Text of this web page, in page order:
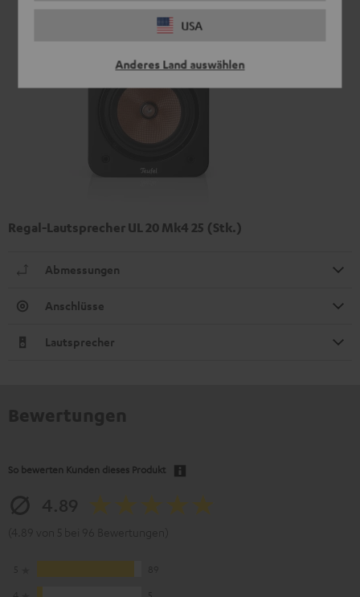
USA
Anderes Land auswählen
Regal-Lautsprecher UL 20 Mk4 25 (Stk.)
Abmessungen
Anschlüsse
Lautsprecher
So bewerten Kunden dieses Produkt